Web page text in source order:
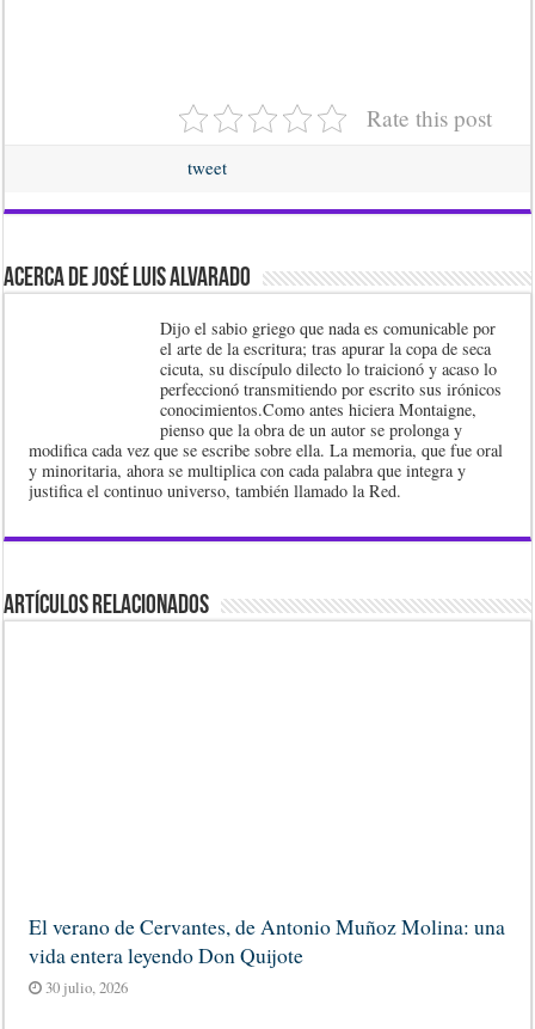
Rate this post
tweet
Acerca de José Luis Alvarado
Dijo el sabio griego que nada es comunicable por
el arte de la escritura; tras apurar la copa de seca
cicuta, su discípulo dilecto lo traicionó y acaso lo
perfeccionó transmitiendo por escrito sus irónicos
conocimientos.Como antes hiciera Montaigne,
pienso que la obra de un autor se prolonga y
modifica cada vez que se escribe sobre ella. La memoria, que fue oral
y minoritaria, ahora se multiplica con cada palabra que integra y
justifica el continuo universo, también llamado la Red.
Artículos Relacionados
El verano de Cervantes, de Antonio Muñoz Molina: una
vida entera leyendo Don Quijote
30 julio, 2026